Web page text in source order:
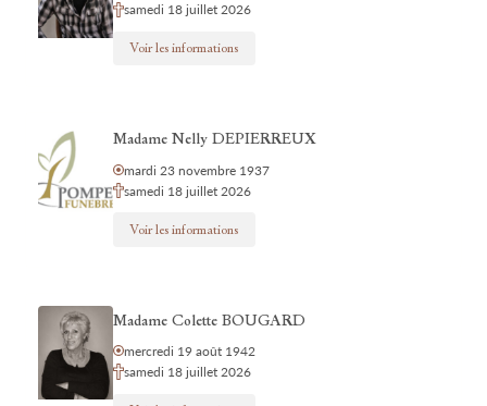
samedi 18 juillet 2026
Voir les informations
Madame Nelly DEPIERREUX
mardi 23 novembre 1937
samedi 18 juillet 2026
Voir les informations
Madame Colette BOUGARD
mercredi 19 août 1942
samedi 18 juillet 2026